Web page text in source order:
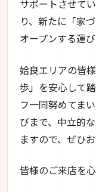
サポートさせて
り、新たに「家
オープンする運
姶良エリアの皆
歩」を安心して
フ一同努めてま
びまで、中立的
ますので、ぜひ
皆様のご来店を